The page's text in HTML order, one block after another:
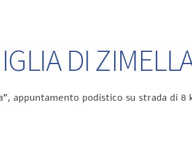
DI
appuntamento podistico su strada di